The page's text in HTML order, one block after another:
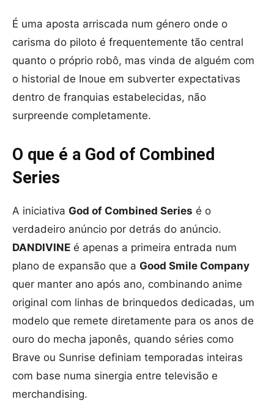
É uma aposta arriscada num género onde o
carisma do piloto é frequentemente tão central
quanto o próprio robô, mas vinda de alguém com
o historial de Inoue em subverter expectativas
dentro de franquias estabelecidas, não
surpreende completamente.
O que é a God of Combined
Series
A iniciativa God of Combined Series é o
verdadeiro anúncio por detrás do anúncio.
DANDIVINE é apenas a primeira entrada num
plano de expansão que a Good Smile Company
quer manter ano após ano, combinando anime
original com linhas de brinquedos dedicadas, um
modelo que remete diretamente para os anos de
ouro do mecha japonês, quando séries como
Brave ou Sunrise definiam temporadas inteiras
com base numa sinergia entre televisão e
merchandising.